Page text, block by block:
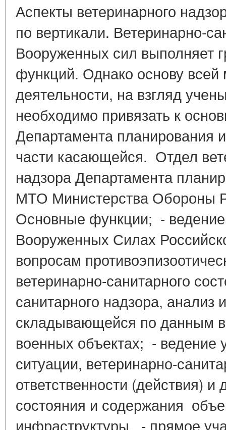
Аспекты ветеринарного
по вертикали. Ветеринарно-
Вооруженных сил выполняет
функций. Однако основу всей
деятельности, на взгляд
необходимо привязать к
Департамента
части касающейся. Отдел
надзора Департамента
МТО Министерства Обороны
Основные функции; - ведение
Вооруженных Силах
вопросам
ветеринарно-санитарного
санитарного надзора, анализ
складывающейся по данным
военных объектах; - ведение
ситуации, ветеринарно-
ответственности (действия)
состояния и содержания
инфраструктуры. - прямое